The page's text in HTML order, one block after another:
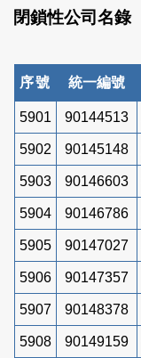
閉鎖性公司名錄
序號 統一編號
5901 90144513
5902 90145148
5903 90146603
5904 90146786
5905 90147027
5906 90147357
5907 90148378
5908 90149159